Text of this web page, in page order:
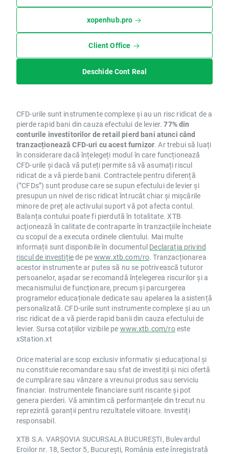
xopenhub.pro
Client Office
Deschide Cont Real
CFD-urile sunt instrumente complexe și au un risc ridicat de a
pierde rapid bani din cauza efectului de levier.77% din
conturile investitorilor de retail pierd bani atunci când
tranzacționează CFD-uri cu acest furnizor. Ar trebui să luați
în considerare dacă înțelegeți modul în care funcționează
CFD-urile și dacă vă puteți permite să vă asumați riscul
ridicat de a vă pierde banii. Contractele pentru diferență
(”CFDs”) sunt produse care se supun efectului de levier și
presupun un nivel de risc ridicat întrucât chiar și mișcările
minore de preț ale activului suport vă pot afecta contul.
Balanța contului poate fi pierdută în totalitate. XTB
acţionează în calitate de contraparte în tranzacţiile încheiate
cu scopul de a executa ordinele clientului. Mai multe
informații sunt disponibile în documentul Declarația privind
riscul de investițiede pewww.xtb.com/ro. Tranzacționarea
acestor instrumente ar putea să nu se potrivească tuturor
persoanelor, așadar se recomandă înțelegerea riscurilor și a
mecanismului de funcționare, precum și parcurgerea
programelor educaționale dedicate sau apelarea la asistență
personalizată. CFD-urile sunt instrumente complexe și au un
risc ridicat de a vă pierde rapid banii din cauza efectului de
levier. Sursa cotațiilor vizibile pe www.xtb.com/roeste
xStation.xt
Orice material are scop exclusiv informativ și educațional și
nu constituie recomandare sau sfat de investiții și nici ofertă
de cumpărare sau vânzare a vreunui produs sau serviciu
financiar. Instrumentele financiare sunt riscante și pot
genera pierderi. Vă amintim că performanțele din trecut nu
reprezintă garanții pentru rezultatele viitoare. Investiți
responsabil.
XTB S.A. VARȘOVIA SUCURSALA BUCUREȘTI, Bulevardul
Eroilor nr. 18, Sector 5, București, România este înregistrată